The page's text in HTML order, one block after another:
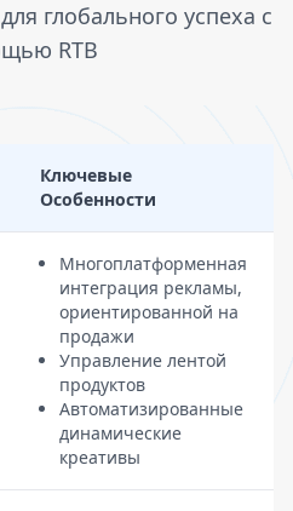
глобального успеха с
RTB
Ключевые
Особенности
Многоплатформенная
интеграция рекламы,
ориентированной на
продажи
Управление лентой
продуктов
Автоматизированные
динамические
креативы